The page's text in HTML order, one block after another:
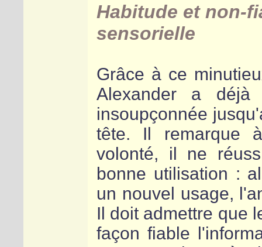
Habitude et non-
sensorielle
Grâce à ce
Alexander a déjà
insoupçonnée
tête. Il remarque
volonté, il ne
bonne utilisation :
un nouvel usage,
Il doit admettre que
façon fiable